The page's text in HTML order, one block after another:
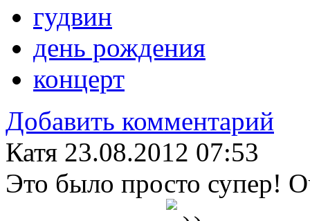
гудвин
день рождения
концерт
Добавить комментарий
Катя 23.08.2012 07:53
Это было просто супер!